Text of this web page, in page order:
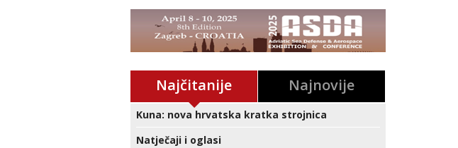
Najčitanije Najnovije
Kuna: nova hrvatska kratka strojnica
Natječaji i oglasi